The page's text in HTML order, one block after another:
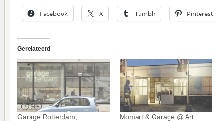
Facebook X Tumblr Pinterest
Gerelateerd
Garage Rotterdam;
Momart & Garage @ Art